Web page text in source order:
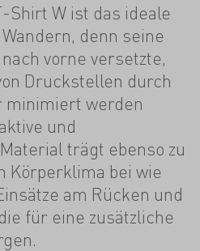
Shirt W ist das ideale
denn seine
vorne versetzte,
Druckstellen durch
minimiert werden
und
trägt ebenso zu
Körperklima bei wie
am Rücken und
für eine zusätzliche